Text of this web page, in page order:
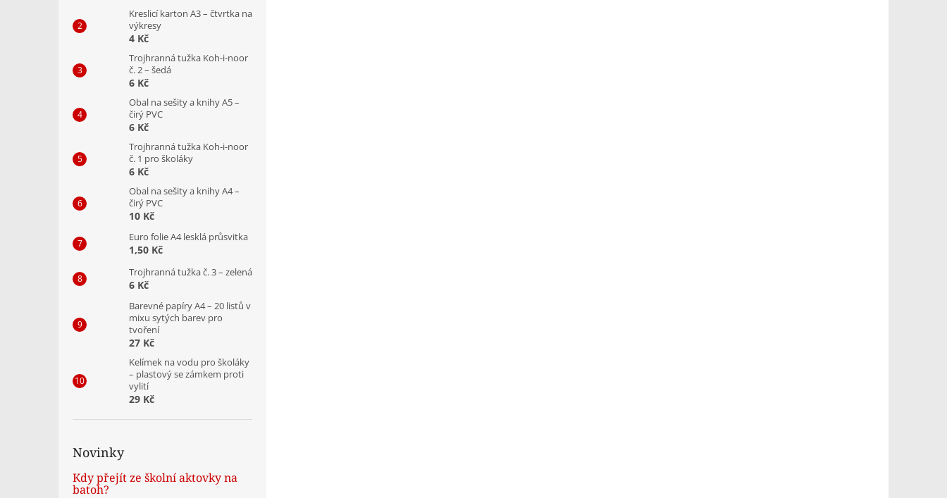
Kreslicí karton A3 – čtvrtka na
výkresy
4 Kč
Trojhranná tužka Koh-i-noor
č. 2 – šedá
6 Kč
Obal na sešity a knihy A5 –
čirý PVC
6 Kč
Trojhranná tužka Koh-i-noor
č. 1 pro školáky
6 Kč
Obal na sešity a knihy A4 –
čirý PVC
10 Kč
Euro folie A4 lesklá průsvitka
1,50 Kč
Trojhranná tužka č. 3 – zelená
6 Kč
Barevné papíry A4 – 20 listů v
mixu sytých barev pro
tvoření
27 Kč
Kelímek na vodu pro školáky
– plastový se zámkem proti
vylití
29 Kč
Novinky
Kdy přejít ze školní aktovky na
batoh?